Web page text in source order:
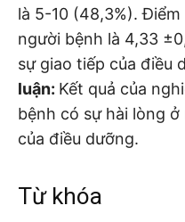
là 5-10 (48,3%).
người bệnh là 4,33
sự giao tiếp của điều
luận: Kết quả của
bệnh có sự hài lòng
của điều dưỡng.
Từ khóa